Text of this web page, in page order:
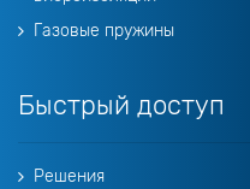
Газовые пружины
Быстрый доступ
Решения